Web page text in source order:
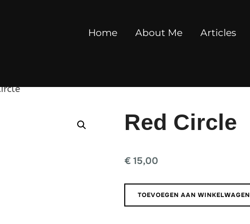
Home About Me Articles
Red Circle
€ 15,00
Red
Circle
TOEVOEGEN AAN WINKELWAGEN